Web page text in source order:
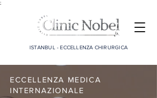
;
ISTANBUL - ECCELLENZA CHIRURGICA
ECCELLENZA MEDICA
INTERNAZIONALE